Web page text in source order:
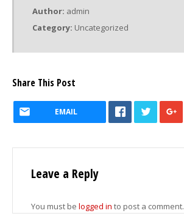
Author: admin
Category: Uncategorized
Share This Post
EMAIL
Leave a Reply
You must be logged in to post a comment.